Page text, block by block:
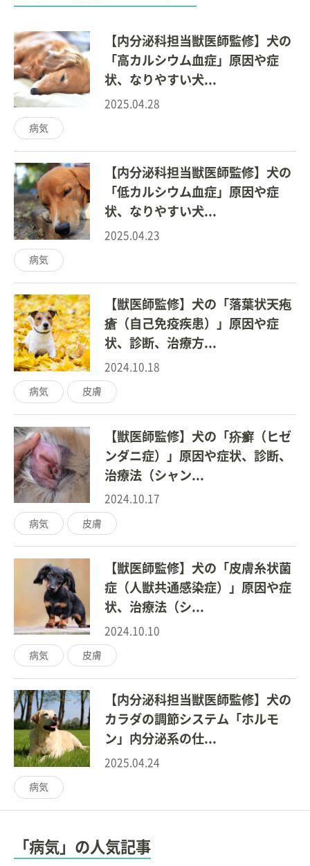
【内分泌科担当獣医師監修】犬の
「高カルシウム血症」原因や症
状、なりやすい犬...
2025.04.28
病気
【内分泌科担当獣医師監修】犬の
「低カルシウム血症」原因や症
状、なりやすい犬...
2025.04.23
病気
【獣医師監修】犬の「落葉状天疱
瘡（自己免疫疾患）」原因や症
状、診断、治療方...
2024.10.18
病気 皮膚
【獣医師監修】犬の「疥癬（ヒゼ
ンダニ症）」原因や症状、診断、
治療法（シャン...
2024.10.17
病気 皮膚
【獣医師監修】犬の「皮膚糸状菌
症（人獣共通感染症）」原因や症
状、治療法（シ...
2024.10.10
病気 皮膚
【内分泌科担当獣医師監修】犬の
カラダの調節システム「ホルモ
ン」内分泌系の仕...
2025.04.24
病気
「病気」の人気記事